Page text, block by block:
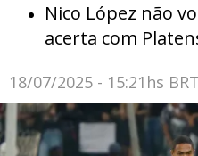
Nico López não
acerta com
18/07/2025 - 15:21hs BRT